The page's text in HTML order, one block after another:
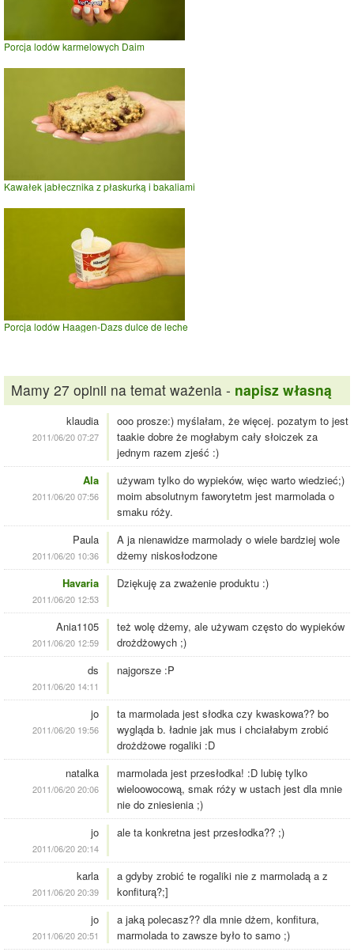
Porcja lodów karmelowych Daim
Kawałek jabłecznika z płaskurką i bakaliami
Porcja lodów Haagen-Dazs dulce de leche
Mamy 27 opinii na temat ważenia - napisz własną
klaudia
2011/06/20 07:27
ooo prosze:) myślałam, że więcej. pozatym to jest
taakie dobre że mogłabym cały słoiczek za
jednym razem zjeść :)
Ala
2011/06/20 07:56
używam tylko do wypieków, więc warto wiedzieć;)
moim absolutnym faworytetm jest marmolada o
smaku róży.
Paula
2011/06/20 10:36
A ja nienawidze marmolady o wiele bardziej wole
dżemy niskosłodzone
Havaria
2011/06/20 12:53
Dziękuję za zważenie produktu :)
Ania1105
2011/06/20 12:59
też wolę dżemy, ale używam często do wypieków
drożdżowych ;)
ds
2011/06/20 14:11
najgorsze :P
jo
2011/06/20 19:56
ta marmolada jest słodka czy kwaskowa?? bo
wygląda b. ładnie jak mus i chciałabym zrobić
drożdżowe rogaliki :D
natalka
2011/06/20 20:06
marmolada jest przesłodka! :D lubię tylko
wieloowocową, smak róży w ustach jest dla mnie
nie do zniesienia ;)
jo
2011/06/20 20:14
ale ta konkretna jest przesłodka?? ;)
karla
2011/06/20 20:39
a gdyby zrobić te rogaliki nie z marmoladą a z
konfiturą?;]
jo
2011/06/20 20:51
a jaką polecasz?? dla mnie dżem, konfitura,
marmolada to zawsze było to samo ;)